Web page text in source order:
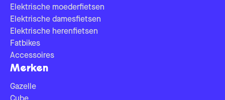
Elektrische moederfietsen
Elektrische damesfietsen
Elektrische herenfietsen
Fatbikes
Accessoires
Merken
Gazelle